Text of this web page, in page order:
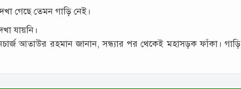
গে‌ছে তেমন গাড়ি নেই।
যায়নি।
আতাউর রহমান জানান, সন্ধ‌্যার পর থে‌কেই মহাসড়ক ফাঁকা। গা‌ড়ি